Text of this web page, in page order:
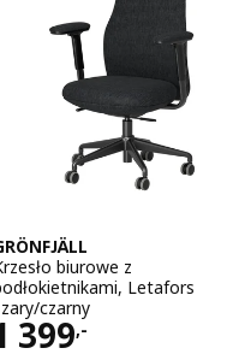
biurowe z
Letafors
czarny
399,-
1399,-